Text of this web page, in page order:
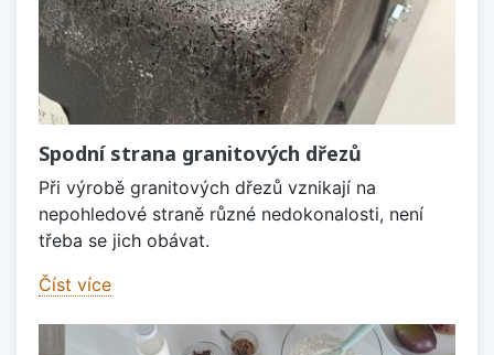
Spodní strana granitových dřezů
Při výrobě granitových dřezů vznikají na
nepohledové straně různé nedokonalosti, není
třeba se jich obávat.
Číst více